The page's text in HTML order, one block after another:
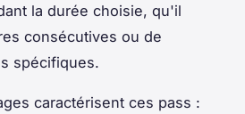
la durée choisie, qu'il
consécutives ou de
spécifiques.
caractérisent ces pass :